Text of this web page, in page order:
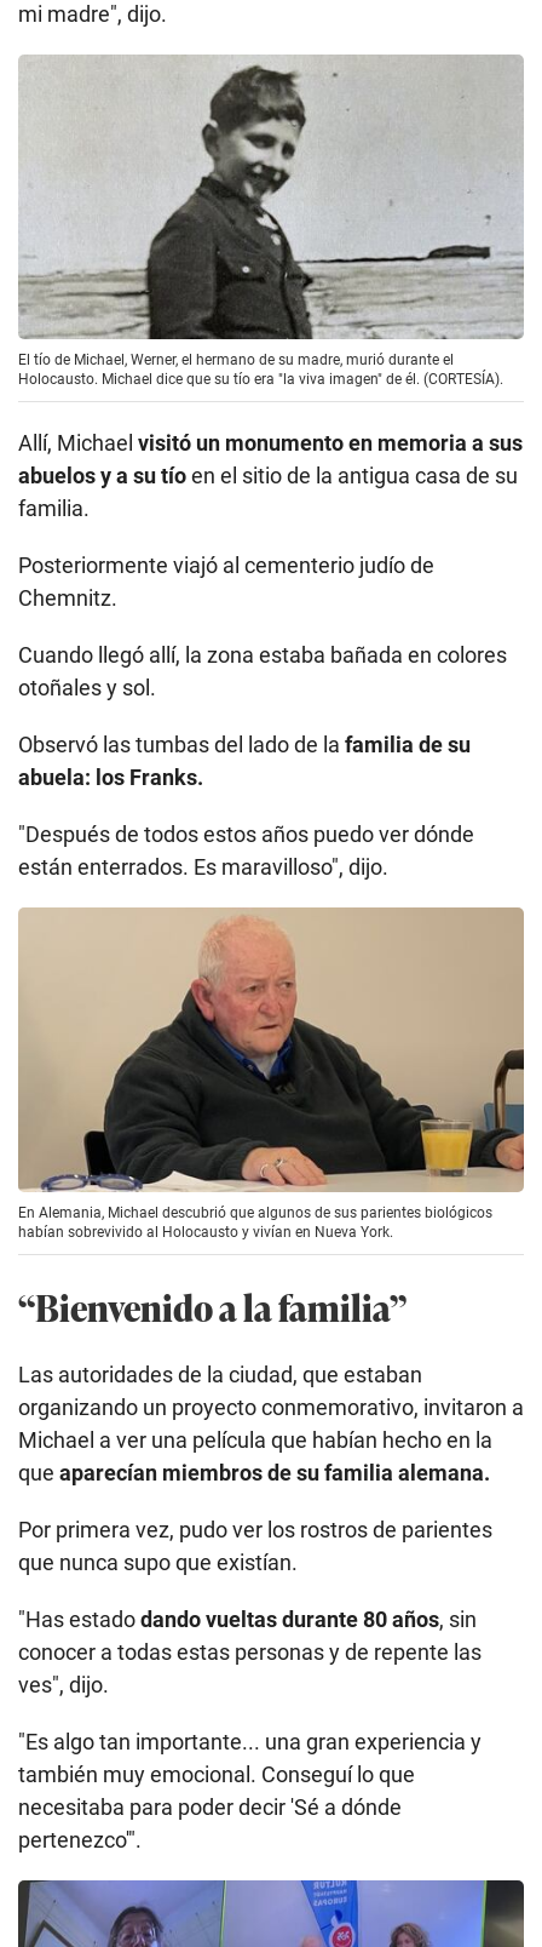
mi madre", dijo.
El tío de Michael, Werner, el hermano de su madre, murió durante el
Holocausto. Michael dice que su tío era "la viva imagen" de él. (CORTESÍA).
Allí, Michael visitó un monumento en memoria a sus
abuelos y a su tíoen el sitio de la antigua casa de su
familia.
Posteriormente viajó al cementerio judío de
Chemnitz.
Cuando llegó allí, la zona estaba bañada en colores
otoñales y sol.
Observó las tumbas del lado de la familia de su
abuela: los Franks.
"Después de todos estos años puedo ver dónde
están enterrados. Es maravilloso", dijo.
En Alemania, Michael descubrió que algunos de sus parientes biológicos
habían sobrevivido al Holocausto y vivían en Nueva York.
“Bienvenido a la familia”
Las autoridades de la ciudad, que estaban
organizando un proyecto conmemorativo, invitaron a
Michael a ver una película que habían hecho en la
que aparecían miembros de su familia alemana.
Por primera vez, pudo ver los rostros de parientes
que nunca supo que existían.
"Has estadodando vueltas durante 80 años, sin
conocer a todas estas personas y de repente las
ves", dijo.
"Es algo tan importante... una gran experiencia y
también muy emocional. Conseguí lo que
necesitaba para poder decir 'Sé a dónde
pertenezco'".